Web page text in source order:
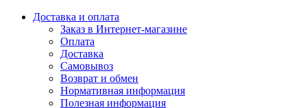
Доставка и оплата
Заказ в Интернет-магазине
Оплата
Доставка
Самовывоз
Возврат и обмен
Нормативная информация
Полезная информация